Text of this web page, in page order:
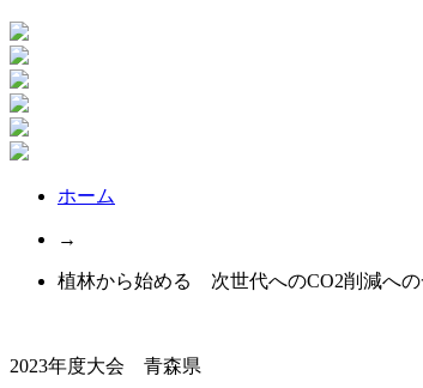
ホーム
→
植林から始める 次世代へのCO2削減への
2023年度大会 青森県